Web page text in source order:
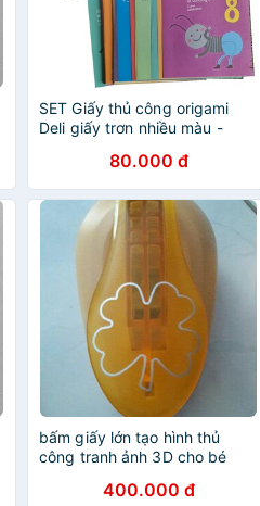
SET Giấy thủ công origami
Deli giấy trơn nhiều màu -
80.000 đ
bấm giấy lớn tạo hình thủ
công tranh ảnh 3D cho bé
400.000 đ